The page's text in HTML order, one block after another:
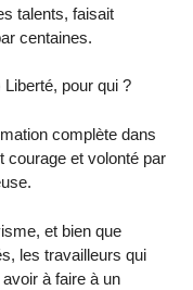
talents, faisait
centaines.
Liberté, pour qui ?
complète dans
courage et volonté par
et bien que
les travailleurs qui
avoir à faire à un